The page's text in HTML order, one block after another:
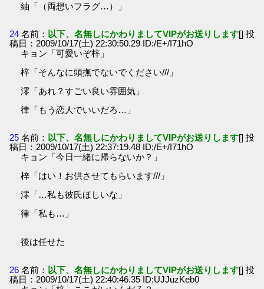
紬「（両想いフラグ…）」
24 名前： 以下、名無しにかわりましてVIPがお送りします[] 投
稿日：2009/10/17(土) 22:30:50.29 ID:/E+/I71hO
キョン「可愛いぞ梓」
梓「そんなに頭撫でないでください///」
澪「あれ？すごい良い雰囲気」
律「もう恋人でいいだろ…」
25 名前： 以下、名無しにかわりましてVIPがお送りします[] 投
稿日：2009/10/17(土) 22:37:19.48 ID:/E+/I71hO
キョン「今日一緒に帰らないか？」
梓「はい！お供させてもらいます///」
澪「…私も彼氏ほしいな」
律「私も…」
後は任せた
26 名前： 以下、名無しにかわりましてVIPがお送りします[] 投
稿日：2009/10/17(土) 22:40:46.35 ID:UJJuzKeb0